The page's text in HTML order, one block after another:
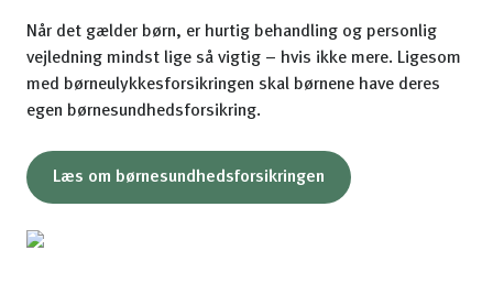
Når det gælder børn, er hurtig behandling og personlig
vejledning mindst lige så vigtig – hvis ikke mere. Ligesom
med børneulykkesforsikringen skal børnene have deres
egen børnesundhedsforsikring.
Læs om børnesundhedsforsikringen